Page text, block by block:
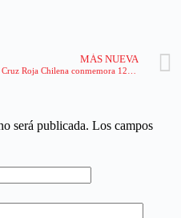
MÁS NUEVA
será publicada. Los campos